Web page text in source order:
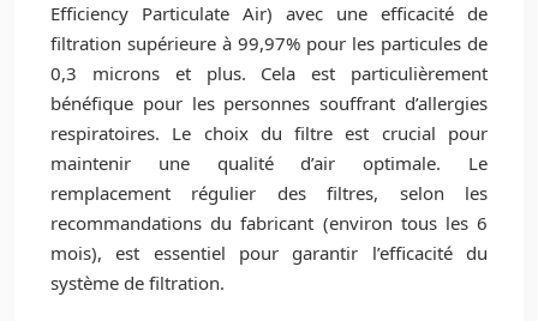
Efficiency Particulate Air) avec une efficacité de
filtration supérieure à 99,97% pour les particules de
0,3 microns et plus. Cela est particulièrement
bénéfique pour les personnes souffrant d’allergies
respiratoires. Le choix du filtre est crucial pour
maintenir une qualité d’air optimale. Le
remplacement régulier des filtres, selon les
recommandations du fabricant (environ tous les 6
mois), est essentiel pour garantir l’efficacité du
système de filtration.